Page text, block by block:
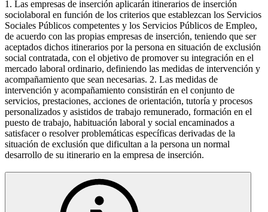
1. Las empresas de inserción aplicarán itinerarios de inserción
sociolaboral en función de los criterios que establezcan los Servicios
Sociales Públicos competentes y los Servicios Públicos de Empleo,
de acuerdo con las propias empresas de inserción, teniendo que ser
aceptados dichos itinerarios por la persona en situación de exclusión
social contratada, con el objetivo de promover su integración en el
mercado laboral ordinario, definiendo las medidas de intervención y
acompañamiento que sean necesarias. 2. Las medidas de
intervención y acompañamiento consistirán en el conjunto de
servicios, prestaciones, acciones de orientación, tutoría y procesos
personalizados y asistidos de trabajo remunerado, formación en el
puesto de trabajo, habituación laboral y social encaminados a
satisfacer o resolver problemáticas específicas derivadas de la
situación de exclusión que dificultan a la persona un normal
desarrollo de su itinerario en la empresa de inserción.